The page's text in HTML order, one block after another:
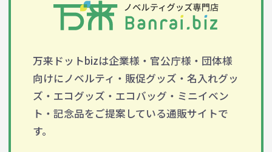
万来ドットbizは企業様・官公庁様・団体様
向けにノベルティ・販促グッズ・名入れグッ
ズ・エコグッズ・エコバッグ・ミニイベン
ト・記念品をご提案している通販サイトで
す。